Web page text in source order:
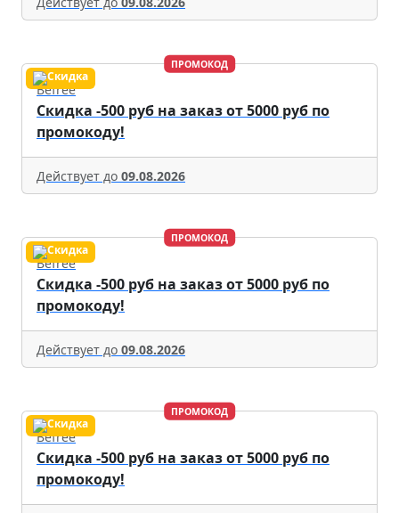
ПРОМОКОД
Befree
Скидка -500 руб на заказ от 5000 руб по
промокоду!
Действует до 09.08.2026
ПРОМОКОД
Befree
Скидка -500 руб на заказ от 5000 руб по
промокоду!
Действует до 09.08.2026
ПРОМОКОД
Befree
Скидка -500 руб на заказ от 5000 руб по
промокоду!